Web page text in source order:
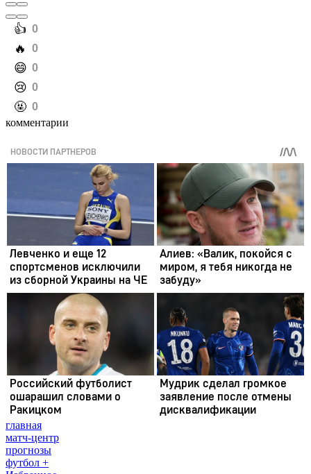
️👍 0
️🔥 0
️😄 0
️😢 0
️🤬 0
комментарии
главная
матч-центр
прогнозы
футбол +